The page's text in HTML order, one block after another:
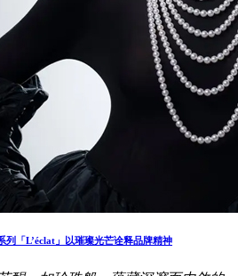
「L’éclat」以璀璨光芒诠释品牌精神